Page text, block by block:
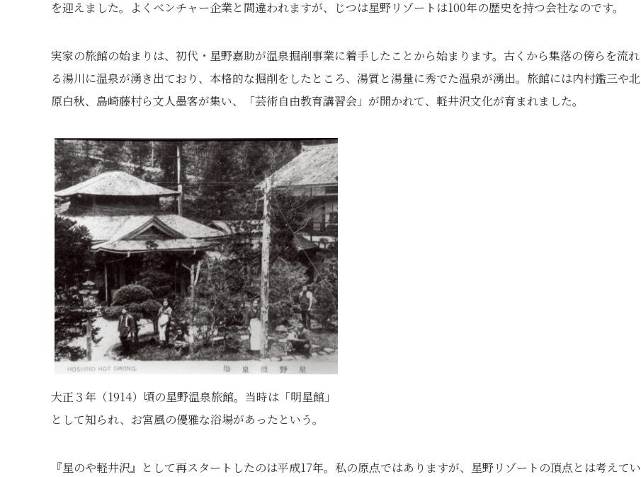
を迎えました。よくベンチャー企業と間違われますが、じつは星野リゾートは100年の歴史を持つ会社なのです。
実家の旅館の始まりは、初代・星野嘉助が温泉掘削事業に着手したことから始まります。古くから集落の傍らを流れ
る湯川に温泉が湧き出ており、本格的な掘削をしたところ、湯質と湯量に秀でた温泉が湧出。旅館には内村鑑三や北
原白秋、島崎藤村ら文人墨客が集い、「芸術自由教育講習会」が開かれて、軽井沢文化が育まれました。
大正３年（1914）頃の星野温泉旅館。当時は「明星館」
として知られ、お宮風の優雅な浴場があったという。
『星のや軽井沢』として再スタートしたのは平成17年。私の原点ではありますが、星野リゾートの頂点とは考えてい